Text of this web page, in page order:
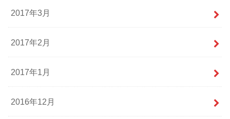
2017年3月
2017年2月
2017年1月
2016年12月